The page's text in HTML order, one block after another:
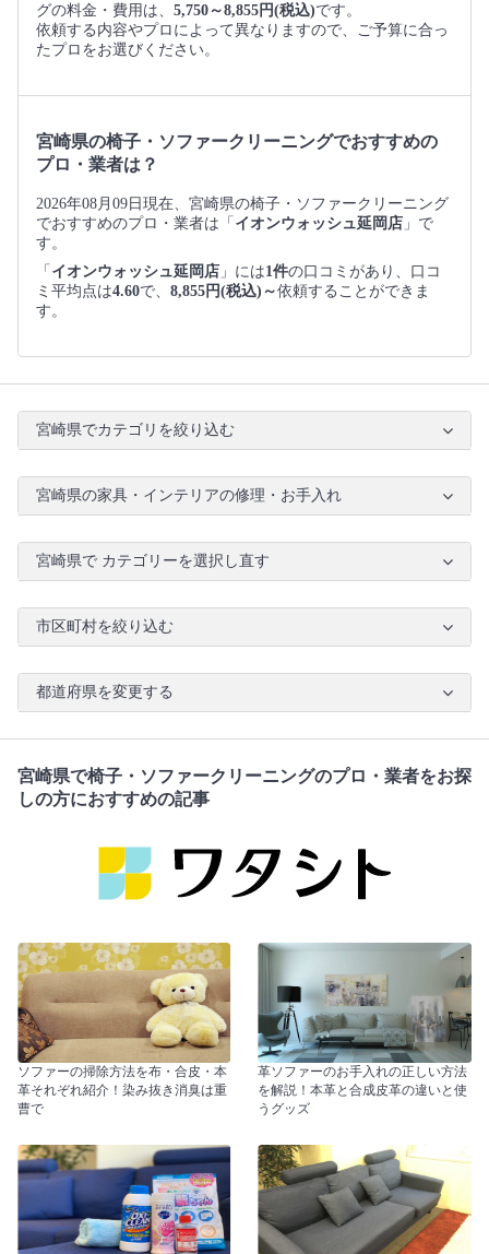
グの料金・費用は、 5,750～8,855円(税込)です。
依頼する内容やプロによって異なりますので、ご予算に合っ
たプロをお選びください。
宮崎県の椅子・ソファークリーニングでおすすめの
プロ・業者は？
2026年08月09日現在、宮崎県の椅子・ソファークリーニング
でおすすめのプロ・業者は「 イオンウォッシュ延岡店 」で
す。
「 イオンウォッシュ延岡店 」には1件の口コミがあり、口コ
ミ平均点は4.60で、 8,855円(税込)～依頼することができま
す。
宮崎県でカテゴリを絞り込む
宮崎県の家具・インテリアの修理・お手入れ
宮崎県で カテゴリーを選択し直す
市区町村を絞り込む
都道府県を変更する
宮崎県で椅子・ソファークリーニングのプロ・業者をお探
しの方におすすめの記事
ソファーの掃除方法を布・合皮・本
革それぞれ紹介！染み抜き消臭は重
曹で
革ソファーのお手入れの正しい方法
を解説！本革と合成皮革の違いと使
うグッズ